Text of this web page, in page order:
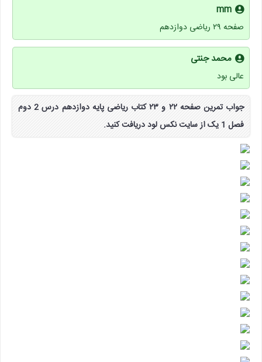
mm
صفحه ۲۹ ریاضی دوازدهم
محمد جنتی
عالی بود
جواب تمرین صفحه ۲۲ و ۲۳ کتاب ریاضی پایه دوازدهم درس 2 دوم
فصل 1 یک از سایت نکس لود دریافت کنید.